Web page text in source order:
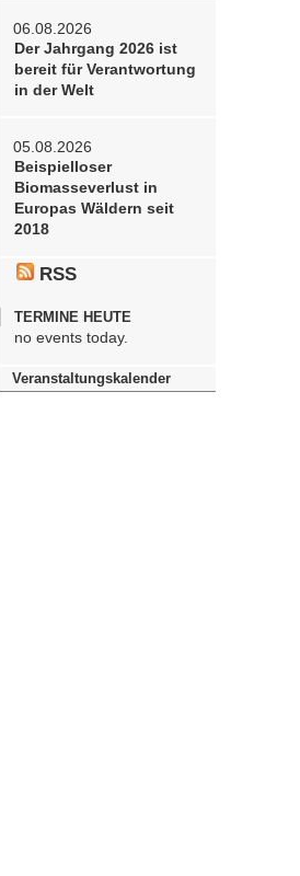
06.08.2026
Der Jahrgang 2026 ist
bereit für Verantwortung
in der Welt
05.08.2026
Beispielloser
Biomasseverlust in
Europas Wäldern seit
2018
RSS
TERMINE HEUTE
no events today.
Veranstaltungskalender